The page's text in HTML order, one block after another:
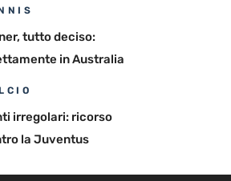
tutto deciso:
in Australia
irregolari: ricorso
la Juventus